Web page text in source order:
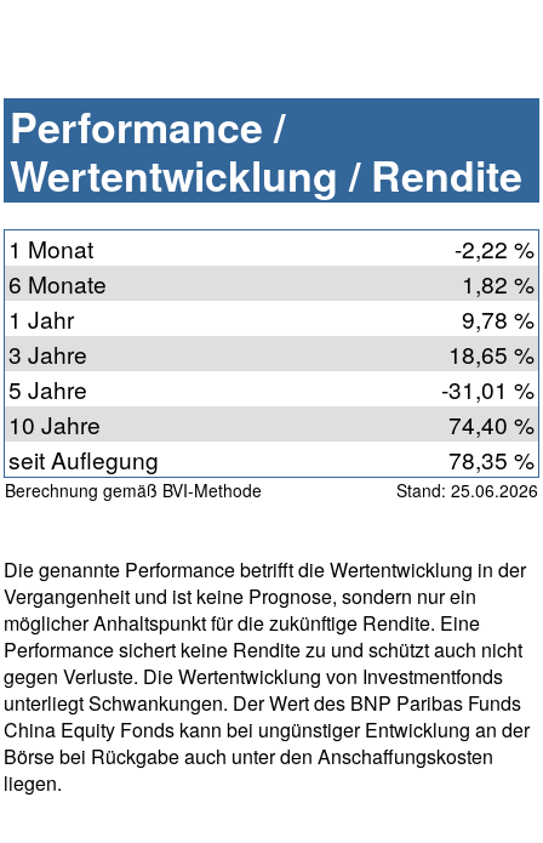
Performance /
Wertentwicklung / Rendite
1 Monat
-2,22 %
6 Monate
1,82 %
1 Jahr
9,78 %
3 Jahre
18,65 %
5 Jahre
-31,01 %
10 Jahre
74,40 %
seit Auflegung
78,35 %
Berechnung gemäß BVI-Methode Stand: 25.06.2026
Die genannte Performance betrifft die Wertentwicklung in der
Vergangenheit und ist keine Prognose, sondern nur ein
möglicher Anhaltspunkt für die zukünftige Rendite. Eine
Performance sichert keine Rendite zu und schützt auch nicht
gegen Verluste. Die Wertentwicklung von Investmentfonds
unterliegt Schwankungen. Der Wert des BNP Paribas Funds
China Equity Fonds kann bei ungünstiger Entwicklung an der
Börse bei Rückgabe auch unter den Anschaffungskosten
liegen.